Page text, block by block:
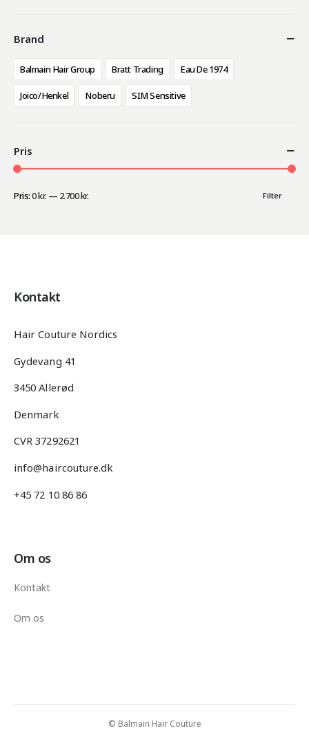
Brand
Balmain Hair Group Bratt Trading Eau De 1974
Joico/Henkel Noberu SIM Sensitive
Pris
Mindste
Højeste
Filter
Pris:0 kr. — 2.700 kr.
Kontakt
Hair Couture Nordics
Gydevang 41
3450 Allerød
Denmark
CVR 37292621
info@haircouture.dk
+45 72 10 86 86
Om os
Kontakt
Om os
© Balmain Hair Couture